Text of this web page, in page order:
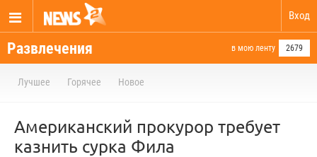
Вход
Развлечения в мою ленту 2679
Лучшее Горячее Новое
Американский прокурор требует
казнить сурка Фила